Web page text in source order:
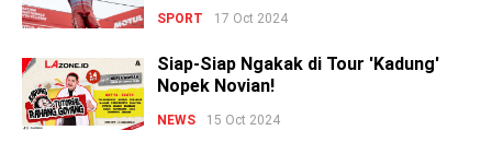
SPORT 17 Oct 2024
Siap-Siap Ngakak di Tour 'Kadung'
Nopek Novian!
NEWS 15 Oct 2024